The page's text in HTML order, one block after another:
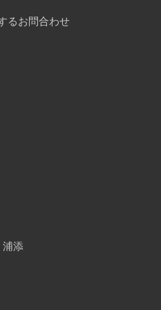
るお問合わせ
添